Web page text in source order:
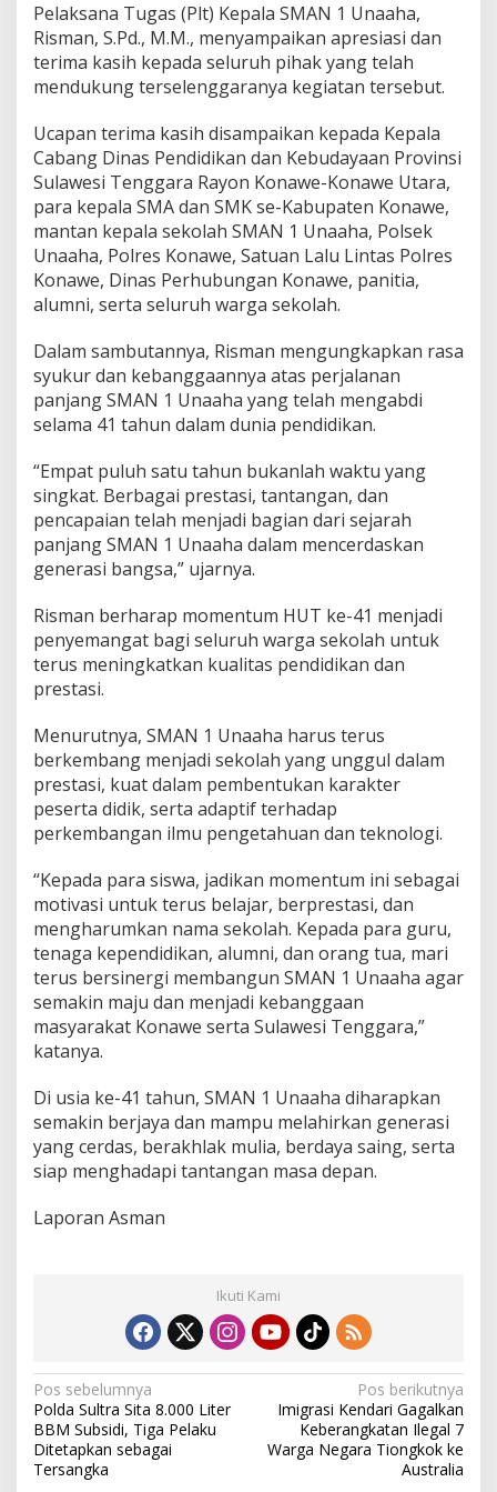
Pelaksana Tugas (Plt) Kepala SMAN 1 Unaaha,
Risman, S.Pd., M.M., menyampaikan apresiasi dan
terima kasih kepada seluruh pihak yang telah
mendukung terselenggaranya kegiatan tersebut.
Ucapan terima kasih disampaikan kepada Kepala
Cabang Dinas Pendidikan dan Kebudayaan Provinsi
Sulawesi Tenggara Rayon Konawe-Konawe Utara,
para kepala SMA dan SMK se-Kabupaten Konawe,
mantan kepala sekolah SMAN 1 Unaaha, Polsek
Unaaha, Polres Konawe, Satuan Lalu Lintas Polres
Konawe, Dinas Perhubungan Konawe, panitia,
alumni, serta seluruh warga sekolah.
Dalam sambutannya, Risman mengungkapkan rasa
syukur dan kebanggaannya atas perjalanan
panjang SMAN 1 Unaaha yang telah mengabdi
selama 41 tahun dalam dunia pendidikan.
“Empat puluh satu tahun bukanlah waktu yang
singkat. Berbagai prestasi, tantangan, dan
pencapaian telah menjadi bagian dari sejarah
panjang SMAN 1 Unaaha dalam mencerdaskan
generasi bangsa,” ujarnya.
Risman berharap momentum HUT ke-41 menjadi
penyemangat bagi seluruh warga sekolah untuk
terus meningkatkan kualitas pendidikan dan
prestasi.
Menurutnya, SMAN 1 Unaaha harus terus
berkembang menjadi sekolah yang unggul dalam
prestasi, kuat dalam pembentukan karakter
peserta didik, serta adaptif terhadap
perkembangan ilmu pengetahuan dan teknologi.
“Kepada para siswa, jadikan momentum ini sebagai
motivasi untuk terus belajar, berprestasi, dan
mengharumkan nama sekolah. Kepada para guru,
tenaga kependidikan, alumni, dan orang tua, mari
terus bersinergi membangun SMAN 1 Unaaha agar
semakin maju dan menjadi kebanggaan
masyarakat Konawe serta Sulawesi Tenggara,”
katanya.
Di usia ke-41 tahun, SMAN 1 Unaaha diharapkan
semakin berjaya dan mampu melahirkan generasi
yang cerdas, berakhlak mulia, berdaya saing, serta
siap menghadapi tantangan masa depan.
Laporan Asman
Ikuti Kami
N
a
v
Pos sebelumnya
Polda Sultra Sita 8.000 Liter
BBM Subsidi, Tiga Pelaku
Ditetapkan sebagai
Tersangka
Pos berikutnya
Imigrasi Kendari Gagalkan
Keberangkatan Ilegal 7
Warga Negara Tiongkok ke
Australia